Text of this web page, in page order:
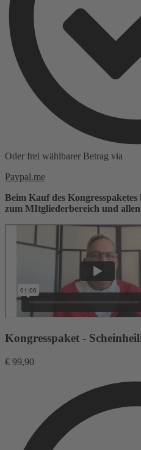
Oder frei wählbarer Betrag via
Paypal.me
Beim Kauf des
zum MItgliederbereich und
Kongresspaket -
€ 99,90